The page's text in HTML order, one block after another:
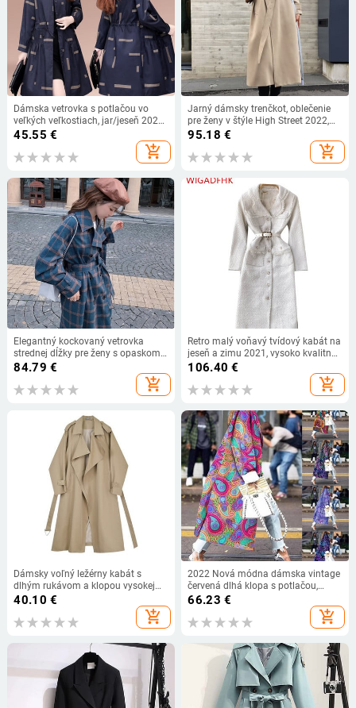
Dámska vetrovka s potlačou vo
veľkých veľkostiach, jar/jeseň 2022,
nový tenký dlhý kabát pre matky
stredného veku, univerzálne ležérne
dámske oblečenie
45.55 €
add_shopping_cart
Jarný dámsky trenčkot, oblečenie
pre ženy v štýle High Street 2022,
voľné vrchné oblečenie, dámska
pracovná obuv, dlhá vetrovka s
opaskom, letný model 2006
95.18 €
add_shopping_cart
Elegantný kockovaný vetrovka
strednej dĺžky pre ženy s opaskom,
jarná jeseň, britský štýl, voľný nad
84.79 €
add_shopping_cart
Retro malý voňavý tvídový kabát na
jeseň a zimu 2021, vysoko kvalitný
pás, stredne dlhý, elegantný, módny,
106.40 €
add_shopping_cart
Dámsky voľný ležérny kabát s
dlhým rukávom a klopou vysokej
kvality, stredne dlhá khaki vetrovka
40.10 €
add_shopping_cart
2022 Nová módna dámska vintage
červená dlhá klopa s potlačou,
dvojité zapínanie, dámska vetrovka
s dlhým rukávom a kvetmi kešu
orieškov
66.23 €
add_shopping_cart